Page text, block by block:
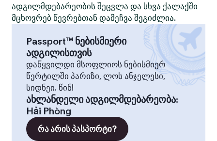
ადგილმდებარეობის შეცვლა და სხვა ქალაქში
მცხოვრებ წევრებთან დამეჩვა შეგიძლია.
Passport™ ნებისმიერი
ადგილისთვის
დაწყვილდი მსოფლიოს ნებისმიერ
წერტილში პარიზი, ლოს ანჯელესი,
სიდნეი. წინ!
ახლანდელი ადგილმდებარეობა:
Hải Phòng
რა არის პასპორტი?